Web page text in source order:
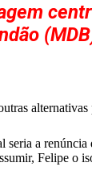
a
Felipe o